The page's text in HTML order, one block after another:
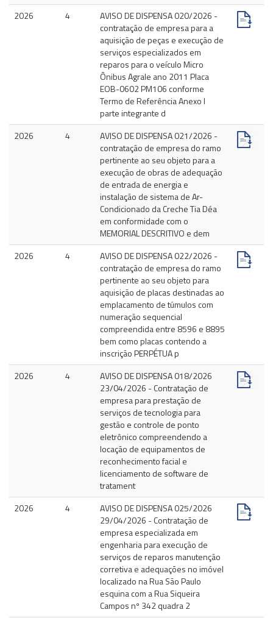
2026
4
AVISO DE DISPENSA 020/2026 -
contratação de empresa para a
aquisição de peças e execução de
serviços especializados em
reparos para o veículo Micro
Ônibus Agrale ano 2011 Placa
EOB-0602 PM106 conforme
Termo de Referência Anexo I
parte integrante d
2026
4
AVISO DE DISPENSA 021/2026 -
contratação de empresa do ramo
pertinente ao seu objeto para a
execução de obras de adequação
de entrada de energia e
instalação de sistema de Ar-
Condicionado da Creche Tia Déa
em conformidade com o
MEMORIAL DESCRITIVO e dem
2026
4
AVISO DE DISPENSA 022/2026 -
contratação de empresa do ramo
pertinente ao seu objeto para
aquisição de placas destinadas ao
emplacamento de túmulos com
numeração sequencial
compreendida entre 8596 e 8895
bem como placas contendo a
inscrição PERPÉTUA p
2026
4
AVISO DE DISPENSA 018/2026
23/04/2026 - Contratação de
empresa para prestação de
serviços de tecnologia para
gestão e controle de ponto
eletrônico compreendendo a
locação de equipamentos de
reconhecimento facial e
licenciamento de software de
tratament
2026
4
AVISO DE DISPENSA 025/2026
29/04/2026 - Contratação de
empresa especializada em
engenharia para execução de
serviços de reparos manutenção
corretiva e adequações no imóvel
localizado na Rua São Paulo
esquina com a Rua Siqueira
Campos nº 342 quadra 2